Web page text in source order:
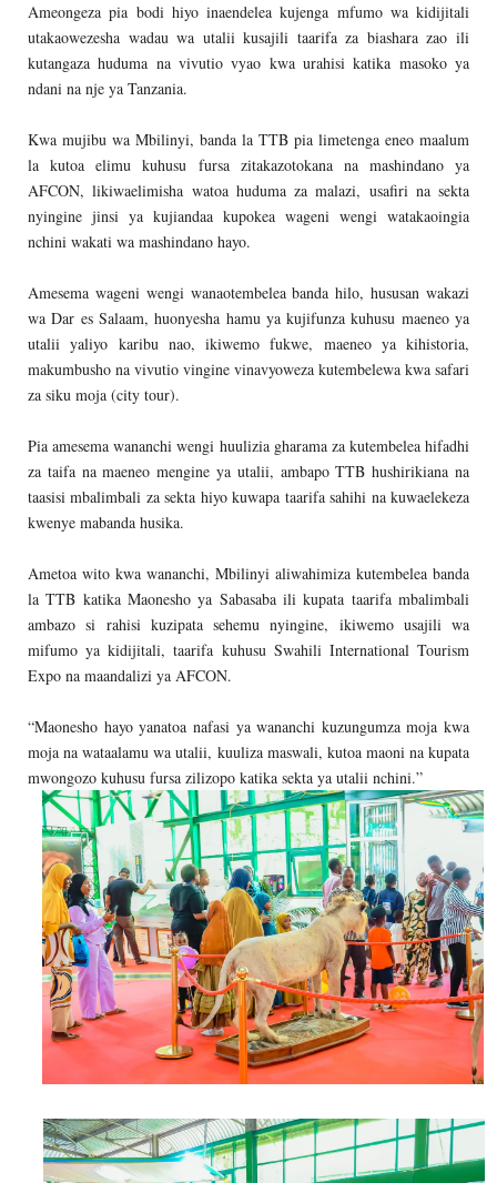
Ameongeza pia bodi hiyo inaendelea kujenga mfumo wa kidijitali
utakaowezesha wadau wa utalii kusajili taarifa za biashara zao ili
kutangaza huduma na vivutio vyao kwa urahisi katika masoko ya
ndani na nje ya Tanzania.
Kwa mujibu wa Mbilinyi, banda la TTB pia limetenga eneo maalum
la kutoa elimu kuhusu fursa zitakazotokana na mashindano ya
AFCON, likiwaelimisha watoa huduma za malazi, usafiri na sekta
nyingine jinsi ya kujiandaa kupokea wageni wengi watakaoingia
nchini wakati wa mashindano hayo.
Amesema wageni wengi wanaotembelea banda hilo, hususan wakazi
wa Dar es Salaam, huonyesha hamu ya kujifunza kuhusu maeneo ya
utalii yaliyo karibu nao, ikiwemo fukwe, maeneo ya kihistoria,
makumbusho na vivutio vingine vinavyoweza kutembelewa kwa safari
za siku moja (city tour).
Pia amesema wananchi wengi huulizia gharama za kutembelea hifadhi
za taifa na maeneo mengine ya utalii, ambapo TTB hushirikiana na
taasisi mbalimbali za sekta hiyo kuwapa taarifa sahihi na kuwaelekeza
kwenye mabanda husika.
Ametoa wito kwa wananchi, Mbilinyi aliwahimiza kutembelea banda
la TTB katika Maonesho ya Sabasaba ili kupata taarifa mbalimbali
ambazo si rahisi kuzipata sehemu nyingine, ikiwemo usajili wa
mifumo ya kidijitali, taarifa kuhusu Swahili International Tourism
Expo na maandalizi ya AFCON.
“Maonesho hayo yanatoa nafasi ya wananchi kuzungumza moja kwa
moja na wataalamu wa utalii, kuuliza maswali, kutoa maoni na kupata
mwongozo kuhusu fursa zilizopo katika sekta ya utalii nchini.”